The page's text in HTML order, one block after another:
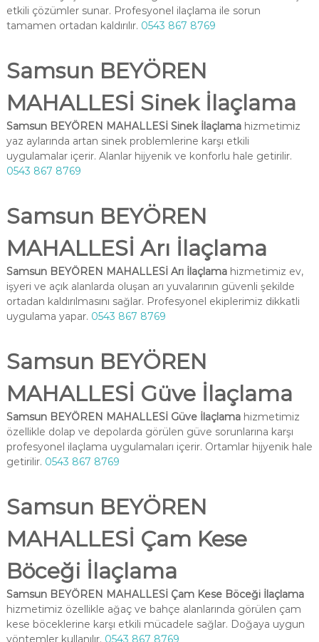
etkili çözümler sunar. Profesyonel ilaçlama ile sorun
tamamen ortadan kaldırılır. 0543 867 8769
Samsun BEYÖREN
MAHALLESİ Sinek İlaçlama
Samsun BEYÖREN MAHALLESİ Sinek İlaçlamahizmetimiz
yaz aylarında artan sinek problemlerine karşı etkili
uygulamalar içerir. Alanlar hijyenik ve konforlu hale getirilir.
0543 867 8769
Samsun BEYÖREN
MAHALLESİ Arı İlaçlama
Samsun BEYÖREN MAHALLESİ Arı İlaçlamahizmetimiz ev,
işyeri ve açık alanlarda oluşan arı yuvalarının güvenli şekilde
ortadan kaldırılmasını sağlar. Profesyonel ekiplerimiz dikkatli
uygulama yapar. 0543 867 8769
Samsun BEYÖREN
MAHALLESİ Güve İlaçlama
Samsun BEYÖREN MAHALLESİ Güve İlaçlamahizmetimiz
özellikle dolap ve depolarda görülen güve sorunlarına karşı
profesyonel ilaçlama uygulamaları içerir. Ortamlar hijyenik hale
getirilir. 0543 867 8769
Samsun BEYÖREN
MAHALLESİ Çam Kese
Böceği İlaçlama
Samsun BEYÖREN MAHALLESİ Çam Kese Böceği İlaçlama
hizmetimiz özellikle ağaç ve bahçe alanlarında görülen çam
kese böceklerine karşı etkili mücadele sağlar. Doğaya uygun
yöntemler kullanılır. 0543 867 8769